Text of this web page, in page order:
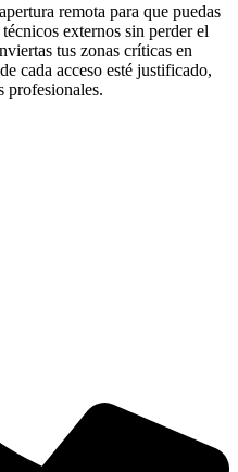
remota para que puedas
externos sin perder el
tus zonas críticas en
cada acceso esté justificado,
profesionales.